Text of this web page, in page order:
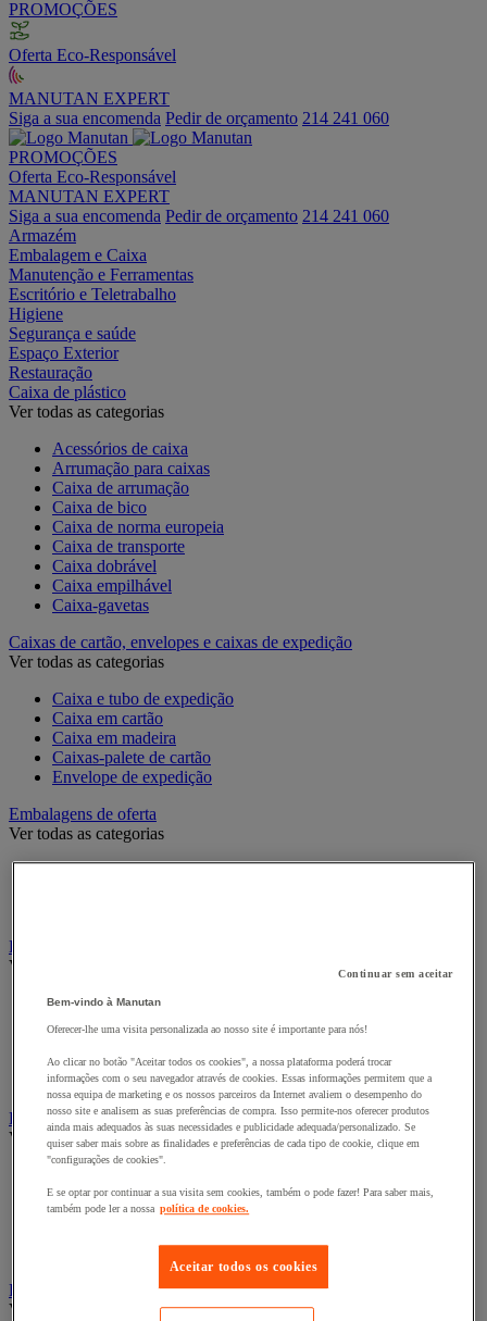
PROMOÇÕES
Oferta Eco-Responsável
MANUTAN EXPERT
Siga a sua encomenda Pedir de orçamento 214 241 060
PROMOÇÕES
Oferta Eco-Responsável
MANUTAN EXPERT
Siga a sua encomenda Pedir de orçamento 214 241 060
Armazém
Embalagem e Caixa
Manutenção e Ferramentas
Escritório e Teletrabalho
Higiene
Segurança e saúde
Espaço Exterior
Restauração
Caixa de plástico
Ver todas as categorias
Acessórios de caixa
Arrumação para caixas
Caixa de arrumação
Caixa de bico
Caixa de norma europeia
Caixa de transporte
Caixa dobrável
Caixa empilhável
Caixa-gavetas
Caixas de cartão, envelopes e caixas de expedição
Ver todas as categorias
Caixa e tubo de expedição
Caixa em cartão
Caixa em madeira
Caixas-palete de cartão
Envelope de expedição
Embalagens de oferta
Ver todas as categorias
Acondicionamento e proteção para presentes
Embalagens e recipientes alimentares
Ver todas as categorias
Caixa alimentar
Cesto
Recipiente isotérmico
Sachet et cabas
Etiquetas e sistemas de marcação
Ver todas as categorias
Etiquetadora
Etiquetas de expedição e distribuidores
Filmes estiráveis, paletes e caixas-palete
Ver todas as categorias
Continuar sem aceitar
Bem-vindo à Manutan
Oferecer-lhe uma visita personalizada ao nosso site é importante para nós!
Ao clicar no botão "Aceitar todos os cookies", a nossa plataforma poderá trocar
informações com o seu navegador através de cookies. Essas informações permitem que a
nossa equipa de marketing e os nossos parceiros da Internet avaliem o desempenho do
nosso site e analisem as suas preferências de compra. Isso permite-nos oferecer produtos
ainda mais adequados às suas necessidades e publicidade adequada/personalizado. Se
quiser saber mais sobre as finalidades e preferências de cada tipo de cookie, clique em
"configurações de cookies".
E se optar por continuar a sua visita sem cookies, também o pode fazer! Para saber mais,
também pode ler a nossa política de cookies.
Aceitar todos os cookies